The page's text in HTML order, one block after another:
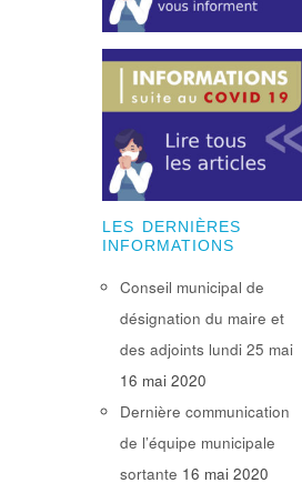
LES DERNIÈRES
INFORMATIONS
Conseil municipal de
désignation du maire et
des adjoints lundi 25 mai
16 mai 2020
Dernière communication
de l’équipe municipale
sortante 16 mai 2020